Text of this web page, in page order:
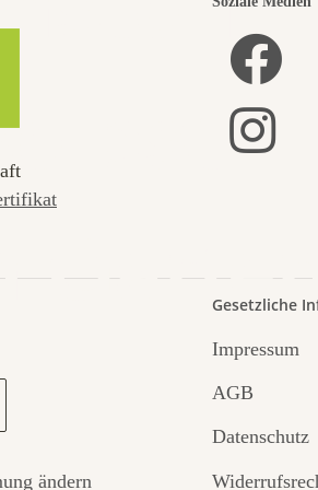
selbst
ändern
Gesetzliche
Impressum
AGB
Datenschutz